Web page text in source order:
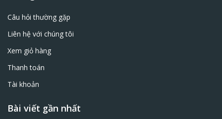
Câu hỏi thường gặp
Liên hệ với chúng tôi
Xem giỏ hàng
Thanh toán
Tài khoản
Bài viết gần nhất